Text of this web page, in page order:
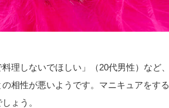
理しないでほしい」（20代男性）など、
相性が悪いようです。マニキュアをする
ょう。